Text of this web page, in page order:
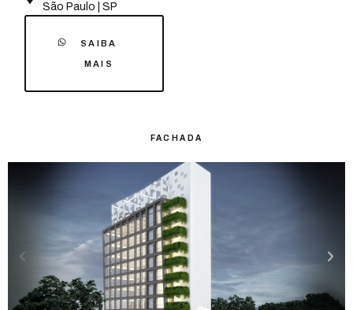
São Paulo | SP
SAIBA
MAIS
FACHADA